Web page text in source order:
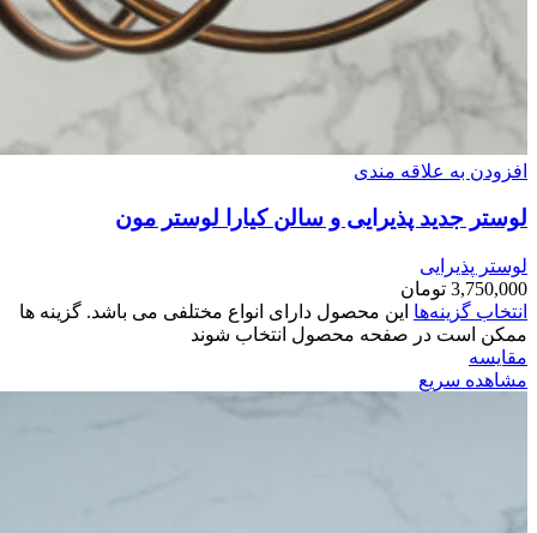
افزودن به علاقه مندی
لوستر جدید پذیرایی و سالن کیارا لوستر مون
لوستر پذیرایی
3,750,000 تومان
انتخاب گزینه‌ها این محصول دارای انواع مختلفی می باشد. گزینه ها
ممکن است در صفحه محصول انتخاب شوند
مقایسه
مشاهده سریع